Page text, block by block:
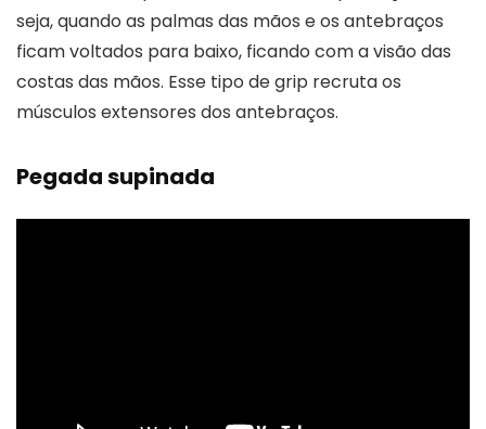
seja, quando as palmas das mãos e os antebraços
ficam voltados para baixo, ficando com a visão das
costas das mãos. Esse tipo de grip recruta os
músculos extensores dos antebraços.
Pegada supinada